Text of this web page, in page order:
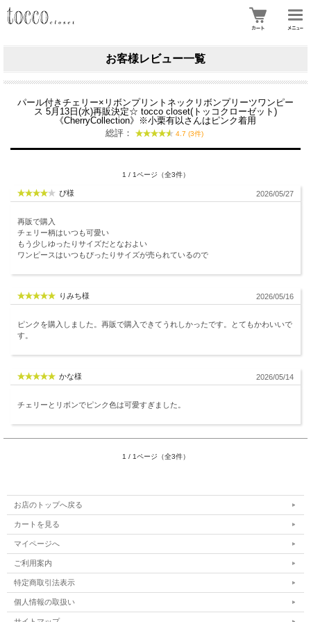
お客様レビュー一覧
パール付きチェリー×リボンプリントネックリボンプリーツワンピー
ス 5月13日(水)再販決定☆ tocco closet(トッコクローゼット)
《CherryCollection》※小栗有以さんはピンク着用
総評：
4.7 (3件)
1 / 1ページ（全3件）
ぴ様 2026/05/27
再販で購入
チェリー柄はいつも可愛い
もう少しゆったりサイズだとなおよい
ワンピースはいつもぴったりサイズが売られているので
りみち様 2026/05/16
ピンクを購入しました。再販で購入できてうれしかったです。とてもかわいいで
す。
かな様 2026/05/14
チェリーとリボンでピンク色は可愛すぎました。
1 / 1ページ（全3件）
お店のトップへ戻る
カートを見る
マイページへ
ご利用案内
特定商取引法表示
個人情報の取扱い